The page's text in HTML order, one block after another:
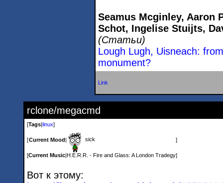
Seamus Mcginley, Aaron
Schot, Ingelise Stuijts,
(Статьи)
Lough Lugh, Uisneach:
monument?
Link
rclone/megacmd
[Tags linux]
[Current Mood sick ]
[Current Music H.E.R.R. - Fire and Glass: A London Tradegy]
Вот к этому: